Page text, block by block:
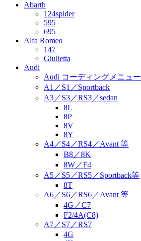
Abarth
124spider
595
695
Alfa Romeo
147
Giulietta
Audi
Audi コーディングメニュー
A1／S1／Sportback
A3／S3／RS3／sedan
8L
8P
8V
8Y
A4／S4／RS4／Avant 等
B8／8K
8W／F4
A5／S5／RS5／Sportback等
8T
A6／S6／RS6／Avant 等
4G／C7
F2/4A(C8)
A7／S7／RS7
4G